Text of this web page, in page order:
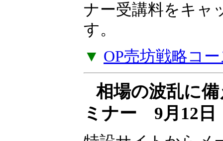
ース 9月開講』に
ナー受講料をキャ
す。
▼ OP売坊戦略コ
相場の波乱に
ミナー 9月12日